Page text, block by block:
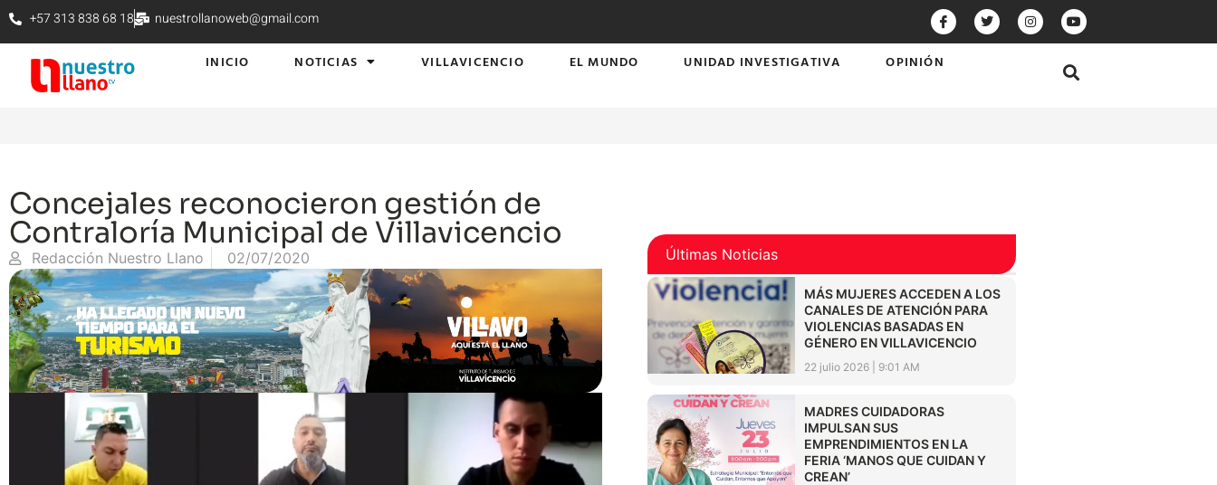
+57 313 838 68 18 nuestrollanoweb@gmail.com
INICIO NOTICIAS VILLAVICENCIO EL MUNDO UNIDAD INVESTIGATIVA OPINIÓN
Concejales reconocieron gestión de
Contraloría Municipal de Villavicencio
Redacción Nuestro Llano 02/07/2020 Últimas Noticias
MÁS MUJERES ACCEDEN A LOS
CANALES DE ATENCIÓN PARA
VIOLENCIAS BASADAS EN
GÉNERO EN VILLAVICENCIO
22 julio 2026 9:01 AM
MADRES CUIDADORAS
IMPULSAN SUS
EMPRENDIMIENTOS EN LA
FERIA ‘MANOS QUE CUIDAN Y
CREAN’